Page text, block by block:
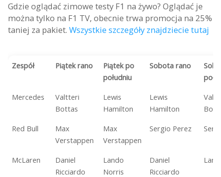
Gdzie oglądać zimowe testy F1 na żywo? Oglądać je
można tylko na F1 TV, obecnie trwa promocja na 25%
taniej za pakiet. Wszystkie szczegóły znajdziecie tutaj
Zespół Piątek rano
Piątek po
południu
Sobota rano
Mercedes
Valtteri
Bottas
Lewis
Hamilton
Lewis
Hamilton
Red Bull
Max
Verstappen
Max
Verstappen
Sergio Perez
McLaren
Daniel
Ricciardo
Lando
Norris
Daniel
Ricciardo